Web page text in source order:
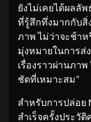
ยังไม่เคยได้ผลลั
ที่รู้สึกทึ่งมากกับสิ่
ภาพ ไม่ว่าจะช้าห
มุ่งหมายในการส่
เรื่องราวผ่านภา
ชัดที่เหมาะสม”
สำหรับการปล่อย
สำเร็จครั้งประวั